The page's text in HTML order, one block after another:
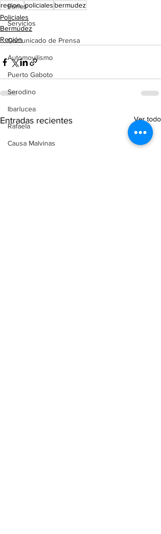
Funes
Servicios
Comunicado de Prensa
Automovilismo
Puerto Gaboto
Serodino
Ibarlucea
Rafaela
Causa Malvinas
region..policiales bermudez
Policiales
Bermúdez
Región
Entradas recientes Ver todo